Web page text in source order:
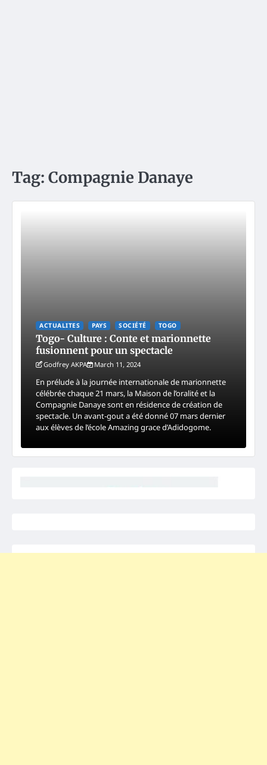
Tag: Compagnie Danaye
ACTUALITES PAYS SOCIÉTÉ TOGO
Togo- Culture : Conte et marionnette
fusionnent pour un spectacle
Godfrey AKPA March 11, 2024
En prélude à la journée internationale de marionnette
célébrée chaque 21 mars, la Maison de l’oralité et la
Compagnie Danaye sont en résidence de création de
spectacle. Un avant-gout a été donné 07 mars dernier
aux élèves de l’école Amazing grace d’Adidogome.